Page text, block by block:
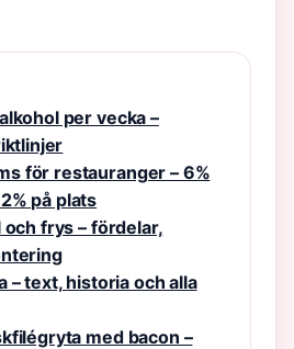
per vecka –
för restauranger – 6%
på plats
frys – fördelar,
– text, historia och alla
med bacon –